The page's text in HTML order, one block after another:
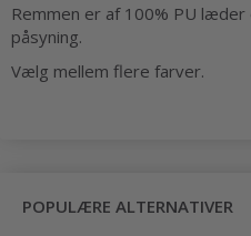
Remmen er af 100% PU
påsyning.
Vælg mellem flere farver.
POPULÆRE ALTERNATIVER